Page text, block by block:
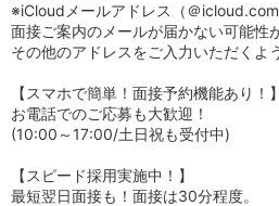
※iCloudメールアドレス（＠
面接ご案内のメールが届かない可能性
その他のアドレスをご入力いただくよ
【スマホで簡単！面接予約機能あり！】
お電話でのご応募も大歓迎！
(10:00～17:00/土日祝も受付中)
【スピード採用実施中！】
最短翌日面接も！面接は30分程度。